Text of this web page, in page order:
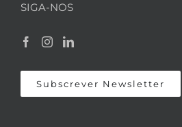
SIGA-NOS
Subscrever Newsletter